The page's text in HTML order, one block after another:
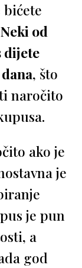
Neki od
dijete
, što
naročito
ako je
je
je pun
a
god